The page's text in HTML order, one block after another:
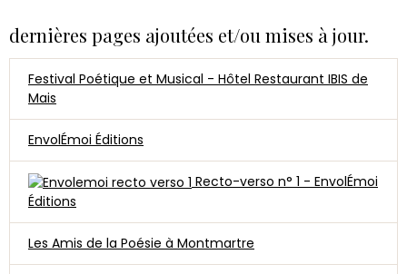
dernières pages ajoutées et/ou mises à jour.
Festival Poétique et Musical - Hôtel Restaurant IBIS de
Mais
EnvolÉmoi Éditions
Recto-verso n° 1 - EnvolÉmoi
Éditions
Les Amis de la Poésie à Montmartre